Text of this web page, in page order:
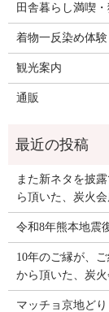
田舎暮らし満喫
着物一反染め体験
観光案内
通販
また新ネタを披
ら頂いた、炭火
令和8年熊本地震
10年のご縁が、
から頂いた、炭
マッチョ京地ど